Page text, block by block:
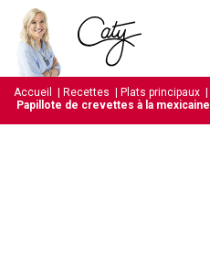
Accueil Recettes Plats principaux
Papillote de crevettes à la mexicaine